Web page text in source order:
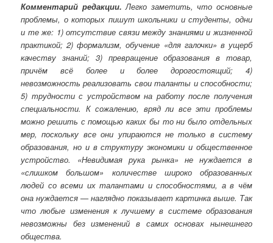
Комментарий редакции. Легко заметить, что основные
проблемы, о которых пишут школьники и студенты, одни
и те же: 1) отсутствие связи между знаниями и жизненной
практикой; 2) формализм, обучение «для галочки» в ущерб
качеству знаний; 3) превращение образования в товар,
причём всё более и более дорогостоящий; 4)
невозможность реализовать свои таланты и способности;
5) трудности с устройством на работу после получения
специальности. К сожалению, вряд ли все эти проблемы
можно решить с помощью каких бы то ни было отдельных
мер, поскольку все они упираются не только в систему
образования, но и в структуру экономики и общественное
устройство. «Невидимая рука рынка» не нуждается в
«слишком большом» количестве широко образованных
людей со всеми их талантами и способностями, а в чём
она нуждается — наглядно показывает картинка выше. Так
что любые изменения к лучшему в системе образования
невозможны без изменений в самих основах нынешнего
общества.